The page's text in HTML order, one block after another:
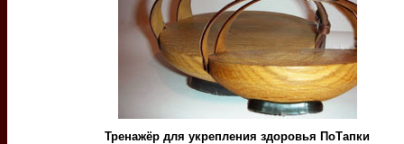
Тренажёр для укрепления здоровья ПоТапки